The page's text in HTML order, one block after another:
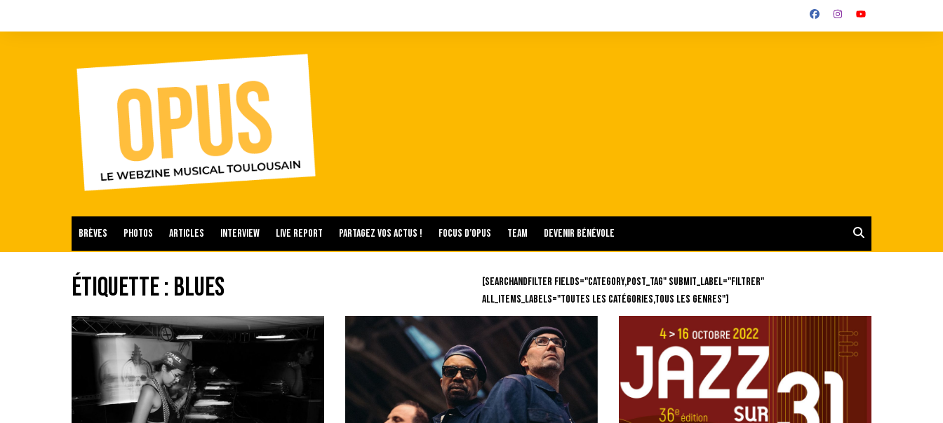
Brèves Photos Articles Interview Live report Partagez vos actus ! Focus d’Opus Team Devenir bénévole
Étiquette : Blues
[searchandfilter fields="category,post_tag" submit_label="Filtrer"
all_items_labels="Toutes les catégories,Tous les genres"]